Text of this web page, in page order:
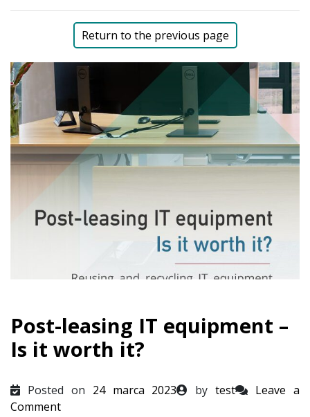
Return to the previous page
Post-leasing IT equipment –
Is it worth it?
Posted on 24 marca 2023 bytest
Leave a
Commenton